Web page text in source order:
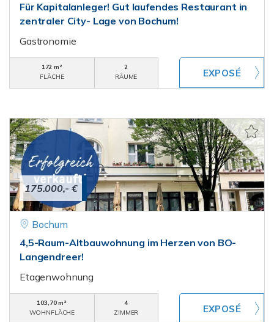
Für Kapitalanleger! Gut laufendes Restaurant in
zentraler City- Lage von Bochum!
Gastronomie
172 m²
FLÄCHE
2
RÄUME
175.000,- €
Bochum
4,5-Raum-Altbauwohnung im Herzen von BO-
Langendreer!
Etagenwohnung
103,70 m²
WOHNFLÄCHE
4
ZIMMER